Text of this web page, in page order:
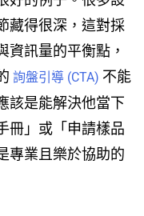
藏得很深，這對採
資訊量的平衡點，
詢盤引導 (CTA) 不能
該是能解決他當下
冊」或「申請樣品
專業且樂於協助的